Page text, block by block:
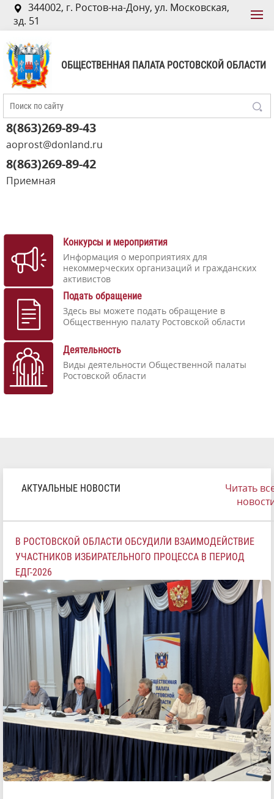
344002, г. Ростов-на-Дону, ул. Московская,
зд. 51
ОБЩЕСТВЕННАЯ ПАЛАТА РОСТОВСКОЙ ОБЛАСТИ
8(863)269-89-43
aoprost@donland.ru
8(863)269-89-42
Приемная
Конкурсы и мероприятия
Информация о мероприятиях для
некоммерческих организаций и гражданских
активистов
Подать обращение
Здесь вы можете подать обращение в
Общественную палату Ростовской области
Деятельность
Виды деятельности Общественной палаты
Ростовской области
АКТУАЛЬНЫЕ НОВОСТИ
Читать
В РОСТОВСКОЙ ОБЛАСТИ ОБСУДИЛИ ВЗАИМОДЕЙСТВИЕ
УЧАСТНИКОВ ИЗБИРАТЕЛЬНОГО ПРОЦЕССА В ПЕРИОД
ЕДГ-2026